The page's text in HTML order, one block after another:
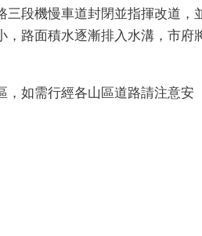
三段機慢車道封閉並指揮改道，
，路面積水逐漸排入水溝，市府
，如需行經各山區道路請注意安